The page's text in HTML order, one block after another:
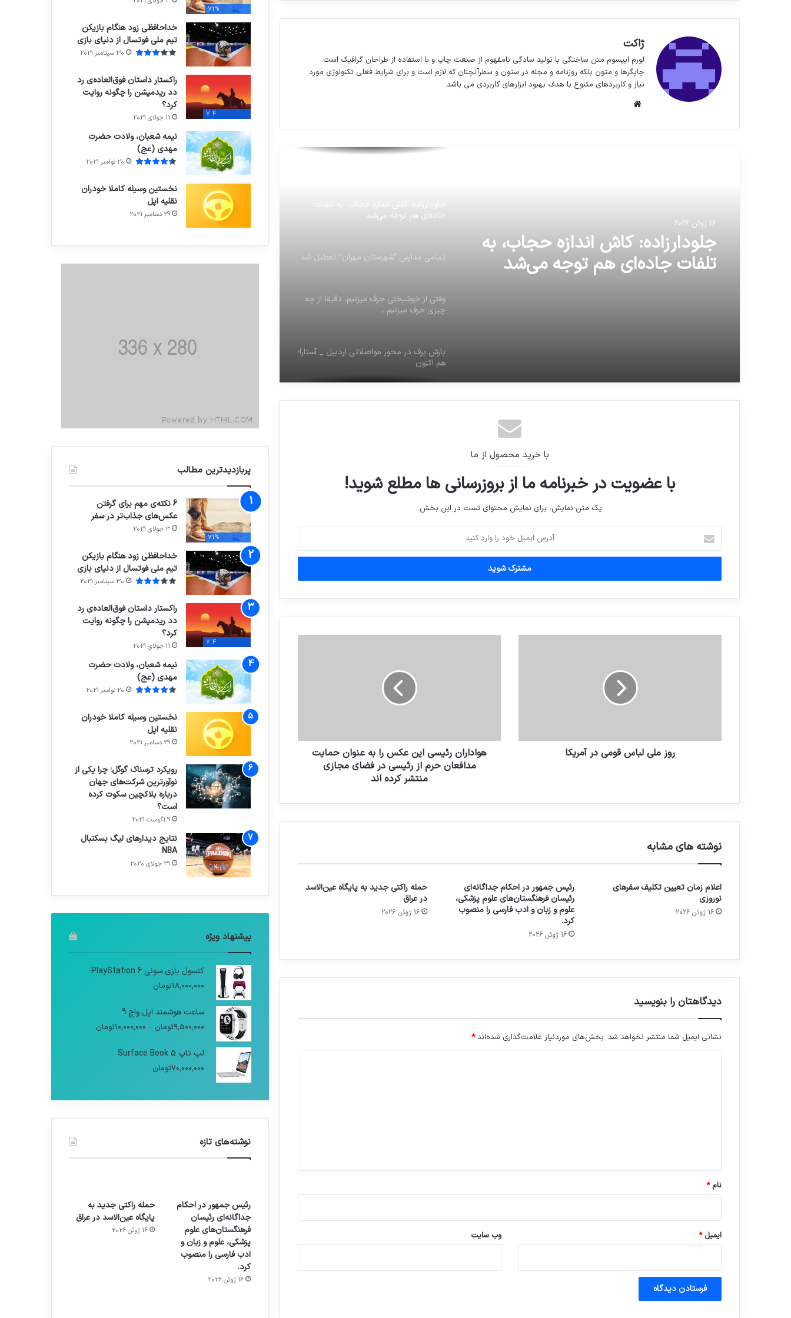
ژاکت
لورم ایپسوم متن ساختگی با تولید سادگی نامفهوم از صنعت چاپ و با استفاده از طراحان گرافیک است.
چاپگرها و متون بلکه روزنامه و مجله در ستون و سطرآنچنان که لازم است و برای شرایط فعلی تکنولوژی مورد
نیاز و کاربردهای متنوع با هدف بهبود ابزارهای کاربردی می باشد.
16 ژوئن 2026
جلودارزاده: کاش اندازه حجاب، به
تلفات جاده‌ای هم توجه می‌شد
بارش برف در محور مواصلاتی اردبیل _ آستارا؛
هم اکنون
بزرگ ترین خطراتی که منجر به مرگ و میر
جاده‌ای هم توجه می‌شد
تمامی مدارس “شهرستان مهران” تعطیل شد
وقتی از خوشبختی حرف میزنیم، دقیقا از چه
چیزی حرف میزنیم…
بارش برف در محور مواصلاتی اردبیل _ آستارا؛
هم اکنون
جاده‌ای هم توجه می‌شد
تمامی مدارس “شهرستان مهران” تعطیل شد
با خرید محصول از ما
با عضویت در خبرنامه ما از بروزرسانی ها مطلع شوید!
یک متن نمایش، برای نمایش محتوای تست در این بخش.
آدرس
ایمیل
خود
وارد
روز ملی لباس قومی در آمریکا
هواداران رئیسی این عکس را به عنوان حمایت
مدافعان حرم از رئیسی در فضای مجازی
منتشر کرده اند
نوشته های مشابه
اعلام زمان تعیین تکلیف سفرهای
نوروزی
16 ژوئن 2026
رئیس جمهور در احکام جداگانه‌ای
رئیسان فرهنگستان‌های علوم پزشکی،
علوم و زبان و ادب فارسی را منصوب
کرد.
16 ژوئن 2026
حمله راکتی جدید به پایگاه عین‌الاسد
در عراق
16 ژوئن 2026
دیدگاهتان را بنویسید
نشانی ایمیل شما منتشر نخواهد شد. بخش‌های موردنیاز علامت‌گذاری شده‌اند*
نام*
ایمیل* وب‌ سایت
71%
خداحافظی زود هنگام بازیکن
تیم ملی فوتسال از دنیای بازی
30 سپتامبر 2021
7.4
راکستار داستان فوق‌العاده‌ی رد
دد ریدمپشن را چگونه روایت
کرد؟
11 جولای 2021
نیمه شعبان، ولادت حضرت
مهدی (عج)
20 نوامبر 2021
نخستین وسیله کاملا خودران
نقلیه اپل
29 دسامبر 2021
پربازدیدترین مطالب
71%
6 نکته‌ی مهم برای گرفتن
عکس‌های جذاب‌تر در سفر
3 جولای 2021
خداحافظی زود هنگام بازیکن
تیم ملی فوتسال از دنیای بازی
30 سپتامبر 2021
7.4
راکستار داستان فوق‌العاده‌ی رد
دد ریدمپشن را چگونه روایت
کرد؟
11 جولای 2021
نیمه شعبان، ولادت حضرت
مهدی (عج)
20 نوامبر 2021
نخستین وسیله کاملا خودران
نقلیه اپل
29 دسامبر 2021
رویکرد ترسناک گوگل؛ چرا یکی از
نوآورترین شرکت‌های جهان
درباره بلاکچین سکوت کرده
است؟
9 آگوست 2021
نتایج دیدار‌های لیگ بسکتبال
NBA
29 جولای 2020
پیشنهاد ویژه
کنسول بازی سونی PlayStation 6
18,000,000تومان
ساعت هوشمند اپل واچ 9
9,500,000تومان –
10,000,000تومان
لپ تاپ Surface Book 5
70,000,000تومان
نوشته‌های تازه
رئیس جمهور در احکام
جداگانه‌ای رئیسان
فرهنگستان‌های علوم
پزشکی، علوم و زبان و
ادب فارسی را منصوب
کرد.
16 ژوئن 2026
حمله راکتی جدید به
پایگاه عین‌الاسد در عراق
16 ژوئن 2026